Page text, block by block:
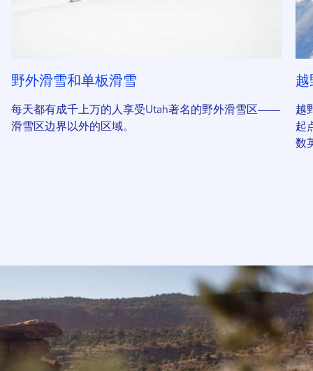
野外滑雪和单板滑雪
每天都有成千上万的人享受Utah著名的野外滑雪区——
滑雪区边界以外的区域。
越
起
数